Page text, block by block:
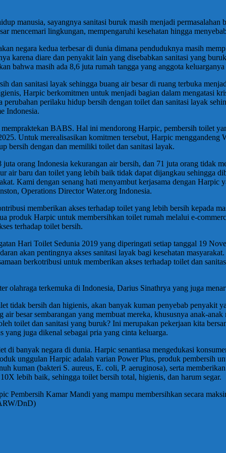
manusia, sayangnya sanitasi buruk masih menjadi
mencemari lingkungan, mempengaruhi kesehatan hingga
negara kedua terbesar di dunia dimana penduduknya masih
karena diare dan penyakit lain yang disebabkan sanitasi yang
bahwa masih ada 8,6 juta rumah tangga yang anggota
dan sanitasi layak sehingga buang air besar di ruang terbuka
Harpic berkomitmen untuk menjadi bagian dalam mengatasi
perilaku hidup bersih dengan toilet dan sanitasi layak
Indonesia.
BABS. Hal ini mendorong Harpic, pembersih toilet
Untuk merealisasikan komitmen tersebut, Harpic
bersih dengan dan memiliki toilet dan sanitasi layak.
orang Indonesia kekurangan air bersih, dan 71 juta orang tidak
air baru dan toilet yang lebih baik tidak dapat dijangkau sehingga
Kami dengan senang hati menyambut kerjasama dengan
Operations Director Water.org Indonesia.
memberikan akses terhadap toilet yang lebih bersih kepada
produk Harpic untuk membersihkan toilet rumah melalui e-
terhadap toilet bersih.
Hari Toilet Sedunia 2019 yang diperingati setiap tanggal 19
akan pentingnya akses sanitasi layak bagi kesehatan
berkotribusi untuk memberikan akses terhadap toilet dan
olahraga terkemuka di Indonesia, Darius Sinathrya yang juga
tidak bersih dan higienis, akan banyak kuman penyebab penyakit
besar sembarangan yang membuat mereka, khususnya anak-
toilet dan sanitasi yang buruk? Ini merupakan pekerjaan kita
juga dikenal sebagai pria yang cinta keluarga.
di banyak negara di dunia. Harpic senantiasa mengedukasi
unggulan Harpic adalah varian Power Plus, produk pembersih
kuman (bakteri S. aureus, E. coli, P. aeruginosa), serta
lebih baik, sehingga toilet bersih total, higienis, dan harum segar.
Pembersih Kamar Mandi yang mampu membersihkan secara
DnD)